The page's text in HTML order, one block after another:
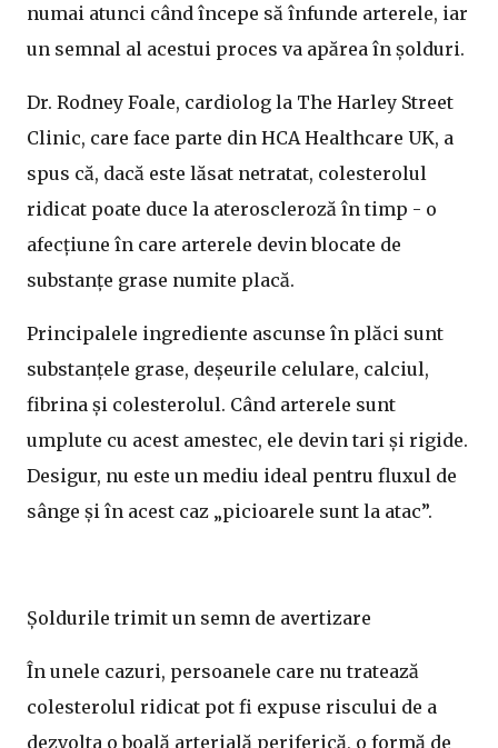
numai atunci când începe să înfunde arterele, iar
un semnal al acestui proces va apărea în șolduri.
Dr. Rodney Foale, cardiolog la The Harley Street
Clinic, care face parte din HCA Healthcare UK, a
spus că, dacă este lăsat netratat, colesterolul
ridicat poate duce la ateroscleroză în timp - o
afecțiune în care arterele devin blocate de
substanțe grase numite placă.
Principalele ingrediente ascunse în plăci sunt
substanțele grase, deșeurile celulare, calciul,
fibrina și colesterolul. Când arterele sunt
umplute cu acest amestec, ele devin tari și rigide.
Desigur, nu este un mediu ideal pentru fluxul de
sânge și în acest caz „picioarele sunt la atac”.
Șoldurile trimit un semn de avertizare
În unele cazuri, persoanele care nu tratează
colesterolul ridicat pot fi expuse riscului de a
dezvolta o boală arterială periferică, o formă de